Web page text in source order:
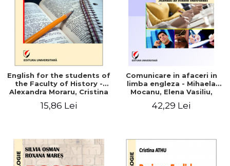
English for the students of
the Faculty of History -
Alexandra Moraru, Cristina
15,86 Lei
Comunicare in afaceri in
limba engleza - Mihaela
Mocanu, Elena Vasiliu,
42,29 Lei